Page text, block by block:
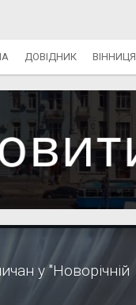
ДОВІДНИК ВІННИЦЯ
у "Новорічній